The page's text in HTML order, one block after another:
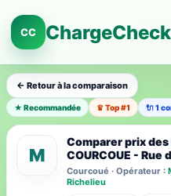
CC ChargeCheck
← Retour à la comparaison
★ Recommandée ♛ Top #1 🔌 1
M
Comparer prix des
COURCOUE - Rue
Courcoué · Opérateur :
Richelieu